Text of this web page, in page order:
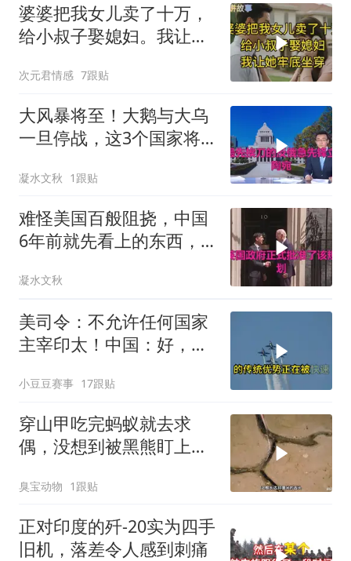
婆婆把我女儿卖了十万，
给小叔子娶媳妇。我让她
次元君情感 7跟贴
大风暴将至！大鹅与大乌
一旦停战，这3个国家将
凝水文秋 1跟贴
难怪美国百般阻挠，中国
6年前就先看上的东西，
凝水文秋
美司令：不允许任何国家
主宰印太！中国：好，轰
小豆豆赛事 17跟贴
穿山甲吃完蚂蚁就去求
偶，没想到被黑熊盯上
臭宝动物 1跟贴
正对印度的歼-20实为四手
旧机，落差令人感到刺痛